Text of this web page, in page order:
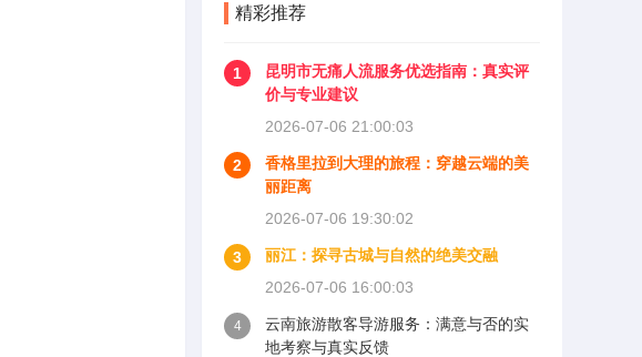
精彩推荐
1
昆明市无痛人流服务优选指南：真实评
价与专业建议
2026-07-06 21:00:03
2
香格里拉到大理的旅程：穿越云端的美
丽距离
2026-07-06 19:30:02
3
丽江：探寻古城与自然的绝美交融
2026-07-06 16:00:03
4
云南旅游散客导游服务：满意与否的实
地考察与真实反馈